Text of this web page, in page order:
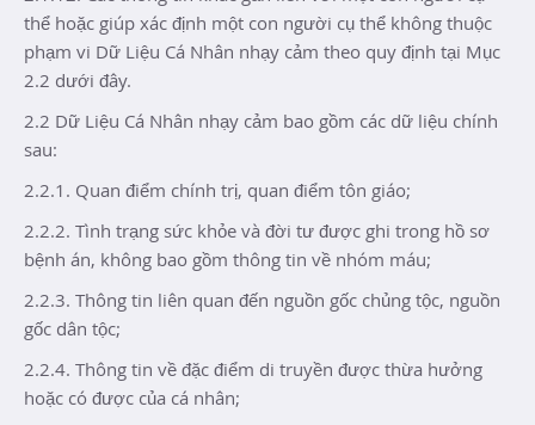
thể hoặc giúp xác định một con người cụ thể không thuộc
phạm vi Dữ Liệu Cá Nhân nhạy cảm theo quy định tại Mục
2.2 dưới đây.
2.2 Dữ Liệu Cá Nhân nhạy cảm bao gồm các dữ liệu chính
sau:
2.2.1. Quan điểm ​​chính trị, quan điểm tôn giáo;
2.2.2. Tình trạng sức khỏe và đời tư được ghi trong hồ sơ
bệnh án, không bao gồm thông tin về nhóm máu;
2.2.3. Thông tin liên quan đến nguồn gốc chủng tộc, nguồn
gốc dân tộc;
2.2.4. Thông tin về đặc điểm di truyền được thừa hưởng
hoặc có được của cá nhân;